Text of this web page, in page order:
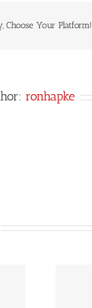
Choose Your Platform!
ronhapke